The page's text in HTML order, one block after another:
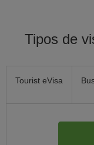
Tipos de
Tourist eVisa